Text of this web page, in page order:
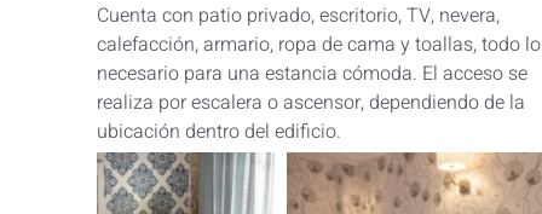
Cuenta con patio privado, escritorio, TV, nevera,
calefacción, armario, ropa de cama y toallas, todo lo
necesario para una estancia cómoda. El acceso se
realiza por escalera o ascensor, dependiendo de la
ubicación dentro del edificio.